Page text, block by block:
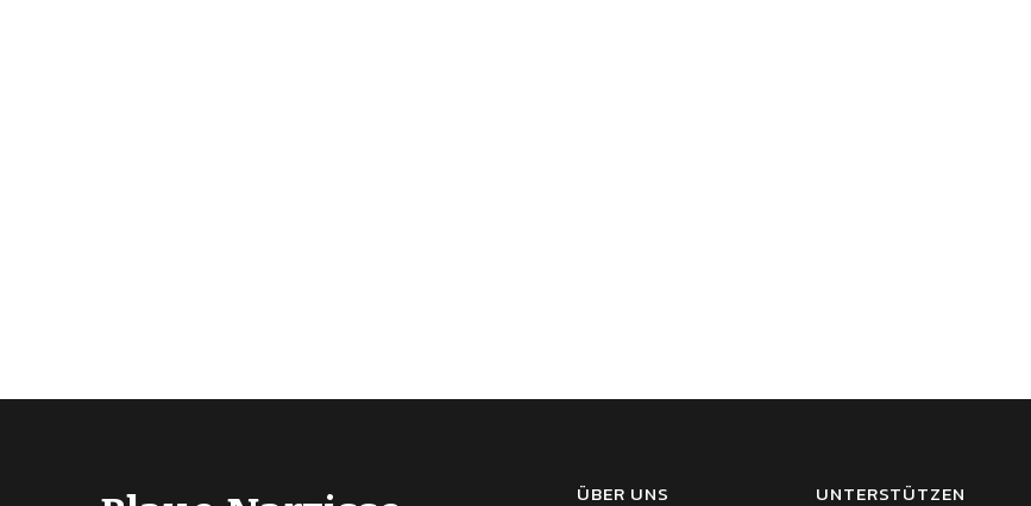
ÜBER UNS UNTERSTÜTZEN